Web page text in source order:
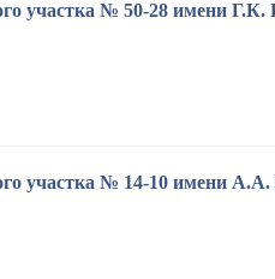
участка № 50-28 имени
участка № 14-10 имени